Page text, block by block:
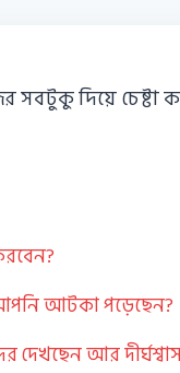
দিয়ে চেষ্টা
আটকা পড়েছেন?
আর